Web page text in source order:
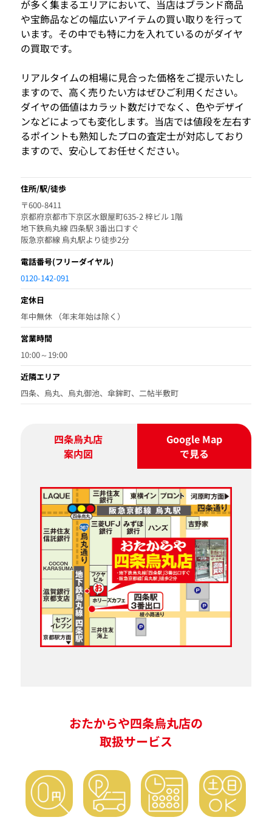
が多く集まるエリアにおいて、当店はブランド商品
や宝飾品などの幅広いアイテムの買い取りを行って
います。その中でも特に力を入れているのがダイヤ
の買取です。
リアルタイムの相場に見合った価格をご提示いたし
ますので、高く売りたい方はぜひご利用ください。
ダイヤの価値はカラット数だけでなく、色やデザイ
ンなどによっても変化します。当店では値段を左右す
るポイントも熟知したプロの査定士が対応しており
ますので、安心してお任せください。
住所/駅/徒歩
〒600-8411
京都府京都市下京区水銀屋町635-2 梓ビル 1階
地下鉄烏丸線 四条駅 3番出口すぐ
阪急京都線 烏丸駅より徒歩2分
電話番号(フリーダイヤル)
0120-142-091
定休日
年中無休 （年末年始は除く）
営業時間
10:00～19:00
近隣エリア
四条、烏丸、烏丸御池、傘鉾町、二帖半敷町
四条烏丸店
案内図
Google Map
で見る
おたからや四条烏丸店の
取扱サービス